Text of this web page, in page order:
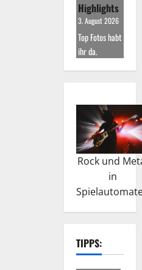
Highlights
3. August 2026
Top Fotos habt
ihr da.
Rock und
in
TIPPS: